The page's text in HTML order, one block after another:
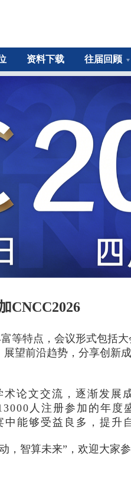
资料下载 往届回顾
CNCC2026
等特点，会议形式包括
望前沿趋势，分享创新
论文交流，逐渐发展
人注册参加的年度
能够受益良多，提升
，智算未来”，欢迎大家参